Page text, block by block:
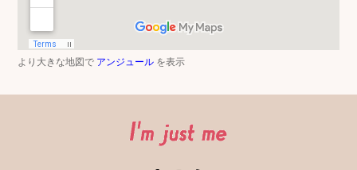
より大きな地図で アンジュール を表示